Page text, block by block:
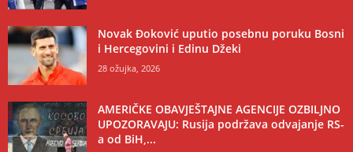
Novak Đoković uputio posebnu poruku Bosni
i Hercegovini i Edinu Džeki
28 ožujka, 2026
AMERIČKE OBAVJEŠTAJNE AGENCIJE OZBILJNO
UPOZORAVAJU: Rusija podržava odvajanje RS-
a od BiH,...